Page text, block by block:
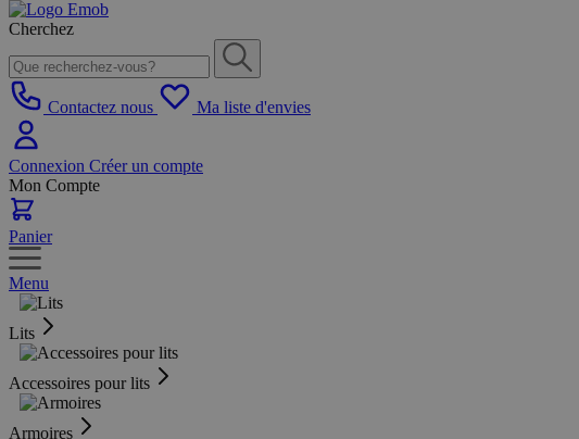
Cherchez
Contactez nous Ma liste d'envies
Connexion Créer un compte
Mon Compte
Panier
Menu
Lits
Accessoires pour lits
Armoires